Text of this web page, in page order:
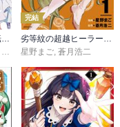
史上最強の大賢者、転生先がぬいぐるみでも最強でした THE COMIC
わたあめ
完結
劣等紋の超越ヒーラー～世界最強の回復術師による異世界無双～
星野まご, 蒼月浩二